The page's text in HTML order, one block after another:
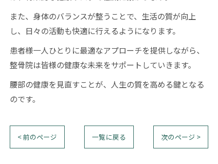
また、身体のバランスが整うことで、生活の質が向上
し、日々の活動も快適に行えるようになります。
患者様一人ひとりに最適なアプローチを提供しながら、
整骨院は皆様の健康な未来をサポートしていきます。
腰部の健康を見直すことが、人生の質を高める鍵となる
のです。
< 前のページ 一覧に戻る 次のページ >